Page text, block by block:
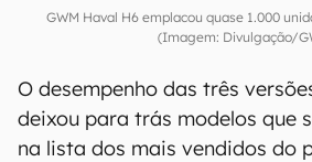
GWM Haval H6 emplacou quase 1.000
(Imagem: Divulgação/
O desempenho das três
deixou para trás modelos que
na lista dos mais vendidos do